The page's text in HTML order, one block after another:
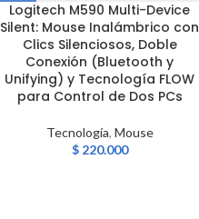
Logitech M590 Multi-Device
Silent: Mouse Inalámbrico con
Clics Silenciosos, Doble
Conexión (Bluetooth y
Unifying) y Tecnología FLOW
para Control de Dos PCs
Tecnología, Mouse
$220.000